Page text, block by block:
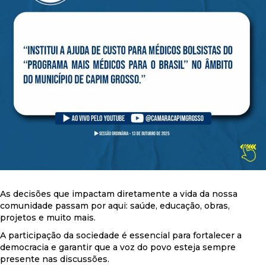
As decisões que impactam diretamente a vida da nossa
comunidade passam por aqui: saúde, educação, obras,
projetos e muito mais.
A participação da sociedade é essencial para fortalecer a
democracia e garantir que a voz do povo esteja sempre
presente nas discussões.